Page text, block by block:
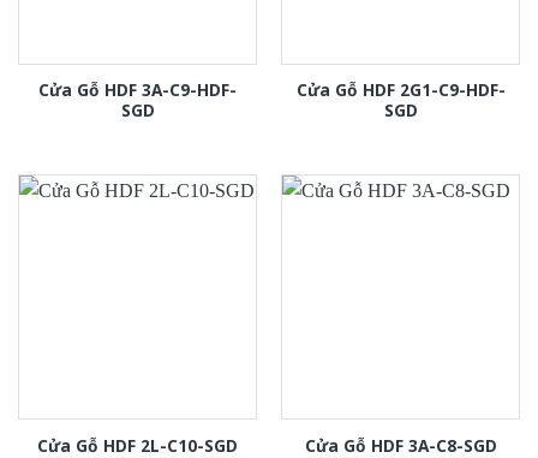
Cửa Gỗ HDF 3A-C9-HDF-
SGD
Cửa Gỗ HDF 2G1-C9-HDF-
SGD
Cửa Gỗ HDF 2L-C10-SGD Cửa Gỗ HDF 3A-C8-SGD